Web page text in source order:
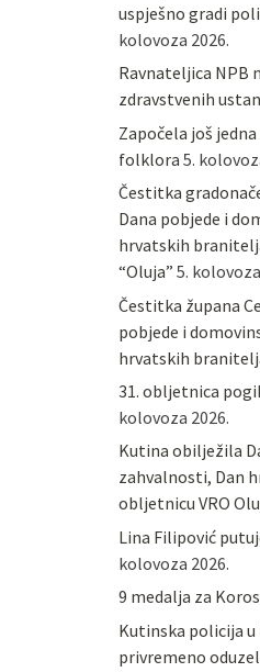
uspješno gradi
kolovoza 2026.
Ravnateljica NPB
zdravstvenih
Započela još
folklora 5.
Čestitka
Dana pobjede i
hrvatskih
“Oluja” 5.
Čestitka župana
pobjede i
hrvatskih
31. obljetnica
kolovoza 2026.
Kutina obilježila
zahvalnosti, Dan
obljetnicu VRO
Lina Filipović
kolovoza 2026.
9 medalja za Koros
Kutinska policija
privremeno